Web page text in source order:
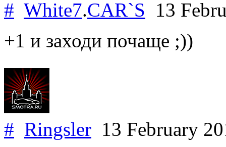
# White7.CAR`S 13
+1 и заходи почаще ;))
# Ringsler 13 February